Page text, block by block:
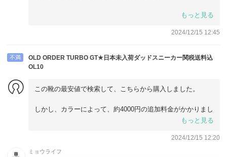
もっと見る
2024/12/15 12:45
不満
OLD ORDER TURBO GT★日本未入荷ダッドスニーカー関税送料込
OL10
この靴の最安値で検索して、こちらから購入しました。
しかし、カラーによって、約4000円の追加料金がかかりまし
た。一旦、明記されている最安値の金額で支払い、その後、
最初から、そのカラーを選んだら4000円追加の金額になると
もっと見る
2024/12/15 12:20
ミョウライフ